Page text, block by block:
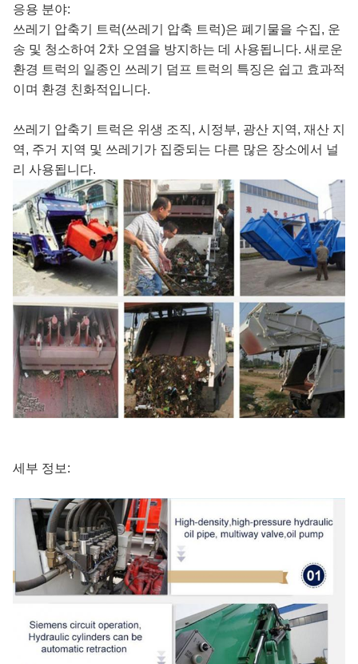
응용 분야:
쓰레기 압축기 트럭(쓰레기 압축 트럭)은 폐기물을 수집, 운
송 및 청소하여 2차 오염을 방지하는 데 사용됩니다. 새로운
환경 트럭의 일종인 쓰레기 덤프 트럭의 특징은 쉽고 효과적
이며 환경 친화적입니다.
쓰레기 압축기 트럭은 위생 조직, 시정부, 광산 지역, 재산 지
역, 주거 지역 및 쓰레기가 집중되는 다른 많은 장소에서 널
리 사용됩니다.
세부 정보: